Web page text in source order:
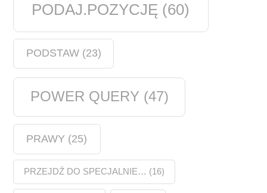
PODAJ.POZYCJĘ (60)
PODSTAW(23)
POWER QUERY (47)
PRAWY (25)
PRZEJDŹ DO SPECJALNIE… (16)